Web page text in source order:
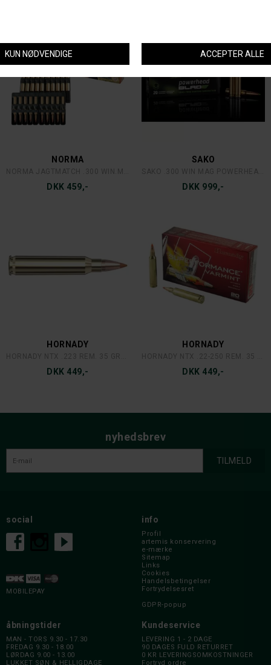
NORMA
DKK 459,-
SAKO
DKK 999,-
HORNADY
DKK 449,-
HORNADY
DKK 449,-
nyhedsbrev
social
MOBILEPAY
info
Profil
artemis konservering
e-mærke
Sitemap
Links
Cookies
Handelsbetingelser
Fortrydelsesret
GDPR-popup
åbningstider
MAN - TORS 9.30 - 17.30
FREDAG 9.30 - 18.00
LØRDAG 9.00 - 13.00
LUKKET SØN & HELLIGDAGE
Kundeservice
LEVERING 1 - 2 DAGE
90 DAGES FULD RETURRET
0 KR LEVERINGSOMKOSTNINGER
Fortryd ordre